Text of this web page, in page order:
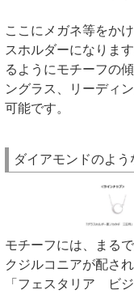
ここにメガネ等をか
スホルダーになりま
るようにモチーフの
ングラス、リーディ
可能です。
ダイアモンドのよう
モチーフには、まる
クジルコニアが配さ
「フェスタリア ビ